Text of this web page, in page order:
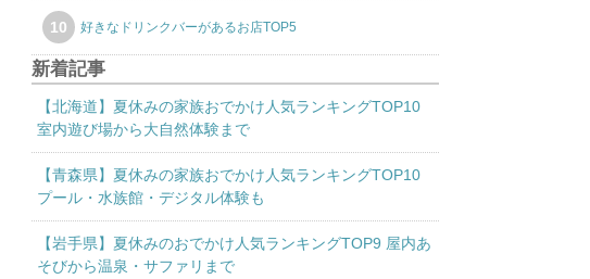
10 好きなドリンクバーがあるお店TOP5
新着記事
【北海道】夏休みの家族おでかけ人気ランキングTOP10
室内遊び場から大自然体験まで
【青森県】夏休みの家族おでかけ人気ランキングTOP10
プール・水族館・デジタル体験も
【岩手県】夏休みのおでかけ人気ランキングTOP9 屋内あ
そびから温泉・サファリまで